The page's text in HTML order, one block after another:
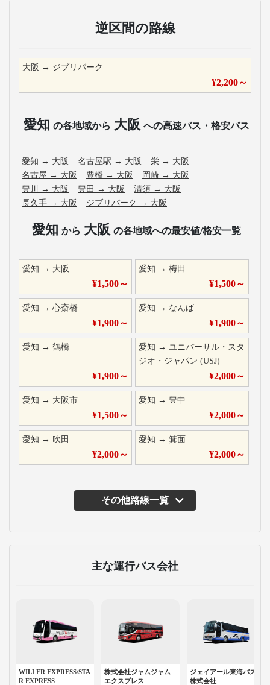
逆区間の路線
大阪 → ジブリパーク
¥2,200～
愛知 の各地域から 大阪 への高速バス・格安バス
愛知 → 大阪 名古屋駅 → 大阪 栄 → 大阪
名古屋 → 大阪 豊橋 → 大阪 岡崎 → 大阪
豊川
→ 大阪 豊田 → 大阪 清須 → 大阪
長久手 → 大阪 ジブリパーク → 大阪
愛知 から 大阪 の各地域への最安値/格安一覧
愛知 → 大阪
¥1,500～
愛知 →梅田
¥1,500～
愛知 → 心斎橋
¥1,900～
愛知 → なんば
¥1,900～
愛知 → 鶴橋
¥1,900～
愛知 →ユニバーサル・スタ
ジオ・ジャパン (USJ)
¥2,000～
愛知 → 大阪市
¥1,500～
愛知 → 豊中
¥2,000～
愛知 → 吹田
¥2,000～
愛知 →箕面
¥2,000～
その他路線一覧
主な運行バス会社
WILLER EXPRESS/STA
R EXPRESS
株式会社ジャムジャム
エクスプレス
ジェイアール東海バス
株式会社